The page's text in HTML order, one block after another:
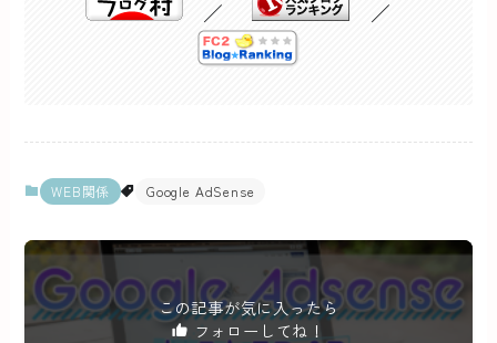
／ ／
WEB関係 Google AdSense
この記事が気に入ったら
フォローしてね！